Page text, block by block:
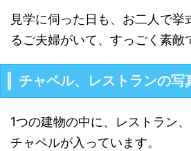
見学に伺った日も、お二人で挙
るご夫婦がいて、すっごく素
チャペル、レストランの写
1つの建物の中に、レストラン、
チャペルが入っています。